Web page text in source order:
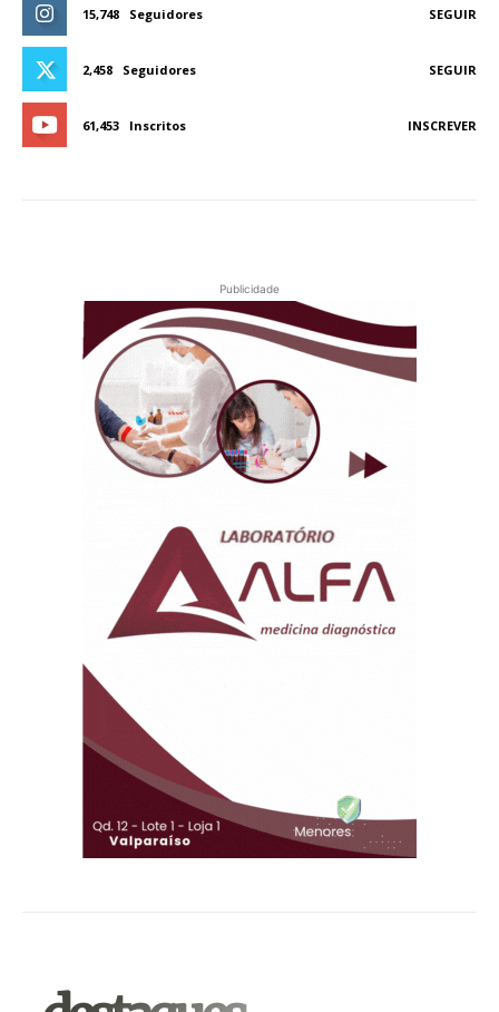
15,748 Seguidores SEGUIR
2,458 Seguidores SEGUIR
61,453 Inscritos INSCREVER
Publicidade